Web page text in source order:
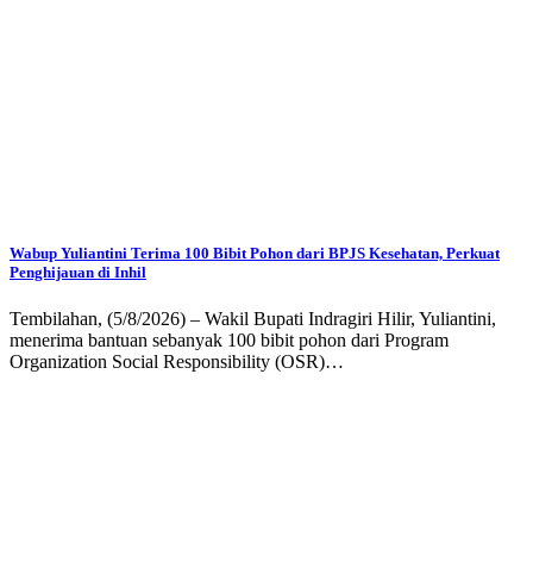
Wabup Yuliantini Terima 100 Bibit Pohon dari BPJS Kesehatan, Perkuat
Penghijauan di Inhil
Tembilahan, (5/8/2026) – Wakil Bupati Indragiri Hilir, Yuliantini,
menerima bantuan sebanyak 100 bibit pohon dari Program
Organization Social Responsibility (OSR)…